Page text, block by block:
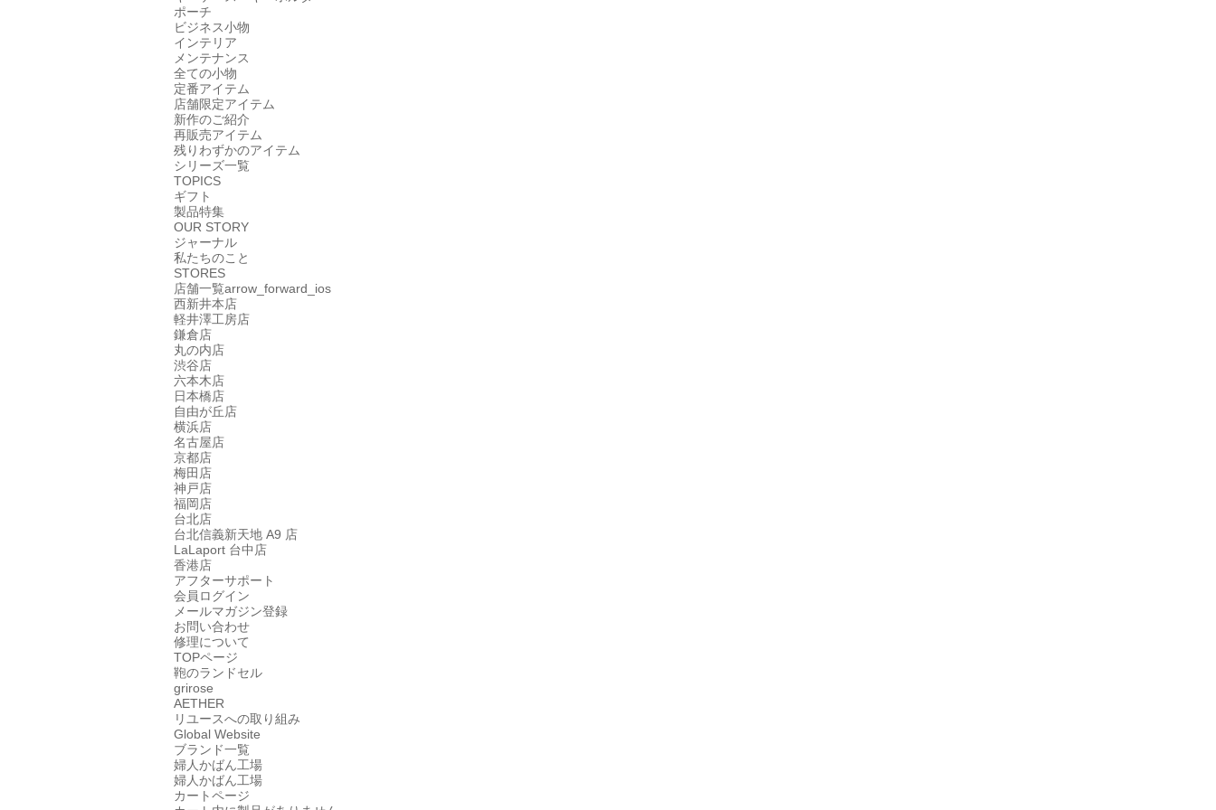
ポーチ
ビジネス小物
インテリア
メンテナンス
全ての小物
定番アイテム
店舗限定アイテム
新作のご紹介
再販売アイテム
残りわずかのアイテム
シリーズ一覧
TOPICS
ギフト
製品特集
OUR STORY
ジャーナル
私たちのこと
STORES
店舗一覧arrow_forward_ios
西新井本店
軽井澤工房店
鎌倉店
丸の内店
渋谷店
六本木店
日本橋店
自由が丘店
横浜店
名古屋店
京都店
梅田店
神戸店
福岡店
台北店
台北信義新天地 A9 店
LaLaport 台中店
香港店
アフターサポート
会員ログイン
メールマガジン登録
お問い合わせ
修理について
TOPページ
鞄のランドセル
grirose
AETHER
リユースへの取り組み
Global Website
ブランド一覧
婦人かばん工場
婦人かばん工場
カートページ